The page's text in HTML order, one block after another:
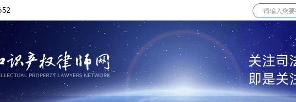
关注司
即是关